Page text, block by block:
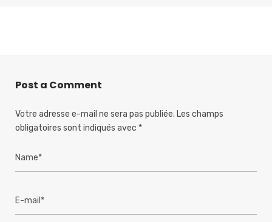
Post a Comment
Votre adresse e-mail ne sera pas publiée. Les champs
obligatoires sont indiqués avec *